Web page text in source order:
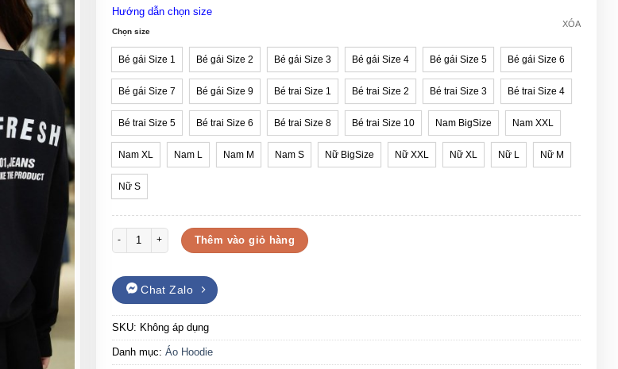
Hướng dẫn chọn size
Chọn size
Bé gái Size 1 Bé gái Size 2 Bé gái Size 3 Bé gái Size 4 Bé gái Size 5 Bé gái Size 6
Bé gái Size 7 Bé gái Size 9 Bé trai Size 1 Bé trai Size 2 Bé trai Size 3 Bé trai Size 4
Bé trai Size 5 Bé trai Size 6 Bé trai Size 8 Bé trai Size 10 Nam BigSize Nam XXL
Nam XL Nam L Nam M Nam S Nữ BigSize Nữ XXL Nữ XL Nữ L Nữ M
Nữ S
XÓA
Áo Hoodie nỉ bông in hình độc chất số lượng
Thêm vào giỏ hàng
Chat Zalo
SKU: Không áp dụng
Danh mục: Áo Hoodie